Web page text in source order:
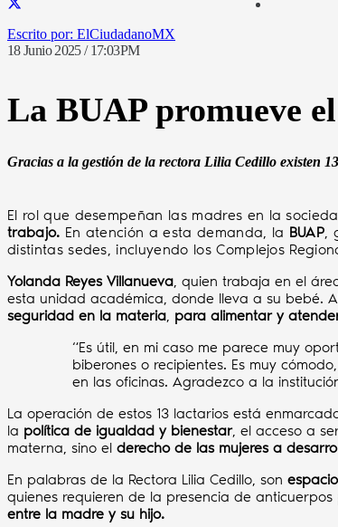
ElCiudadanoMX
18 Junio 2025 / 17:03PM
La BUAP promueve
Gracias a la gestión de la rectora Lilia Cedillo existen
El rol que desempeñan las madres en la
trabajo. En atención a esta demanda, la BUAP,
distintas sedes, incluyendo los Complejos
Yolanda Reyes Villanueva, quien trabaja en el
esta unidad académica, donde lleva a su bebé.
seguridad en la materia, para alimentar y
“Es útil, en mi caso me parece muy
biberones o recipientes. Es muy
en las oficinas. Agradezco a la
La operación de estos 13 lactarios está
la política de igualdad y bienestar, el acceso a
materna, sino el derecho de las mujeres a
En palabras de la Rectora Lilia Cedillo, son
quienes requieren de la presencia de
entre la madre y su hijo.